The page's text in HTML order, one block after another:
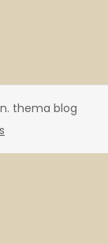
thema blog